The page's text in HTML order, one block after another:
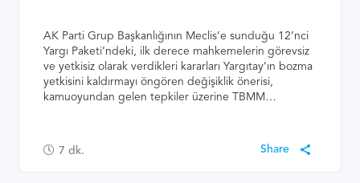
AK Parti Grup Başkanlığının Meclis’e sunduğu 12’nci
Yargı Paketi’ndeki, ilk derece mahkemelerin görevsiz
ve yetkisiz olarak verdikleri kararları Yargıtay’ın bozma
yetkisini kaldırmayı öngören değişiklik önerisi,
kamuoyundan gelen tepkiler üzerine TBMM…
7 dk.